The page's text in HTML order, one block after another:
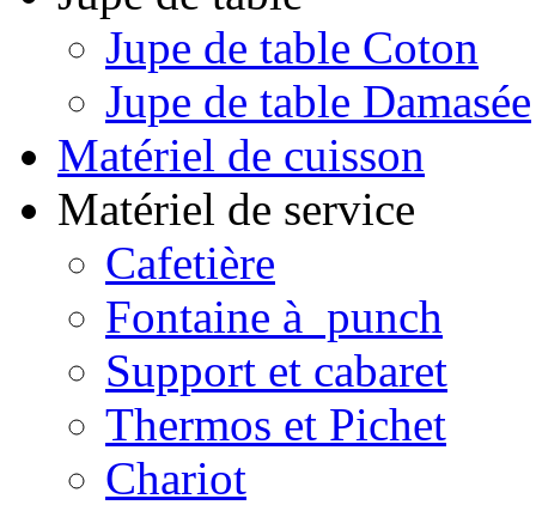
Jupe de table Coton
Jupe de table Damasée
Matériel de cuisson
Matériel de service
Cafetière
Fontaine à punch
Support et cabaret
Thermos et Pichet
Chariot